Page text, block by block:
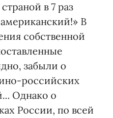
в 7 раз
В
собственной
забыли о
российских
Однако о
России, по всей